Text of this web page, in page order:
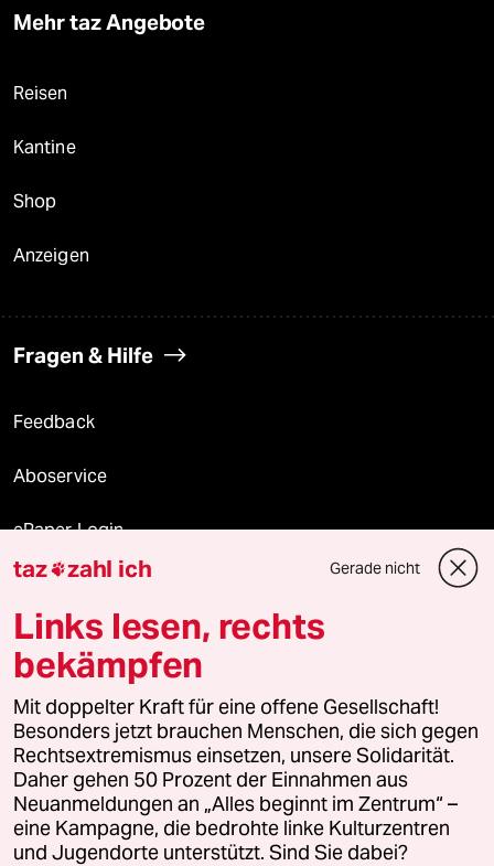
Mehr taz Angebote
Reisen
Kantine
Shop
Anzeigen
Fragen & Hilfe
Feedback
Aboservice
ePaper Login
Downloads für Abonnierende
© 2026 taz Verlags und Vertriebs GmbH
Alle Rechte vorbehalten. Bei rechtlichen Fragen oder für Genehmigungen
wenden Sie sich bitte an
lizenzen@taz.de
Feedback Redaktionsstatut Kommune-Richtlinien
Leitlinie Informant Datenschutz Impressum AGB
taz zahl ich Gerade nicht
Links lesen, rechts
bekämpfen
Mit doppelter Kraft für eine offene Gesellschaft!
Besonders jetzt brauchen Menschen, die sich gegen
Rechtsextremismus einsetzen, unsere Solidarität.
Daher gehen 50 Prozent der Einnahmen aus
Neuanmeldungen an „Alles beginnt im Zentrum“ –
eine Kampagne, die bedrohte linke Kulturzentren
und Jugendorte unterstützt. Sind Sie dabei?